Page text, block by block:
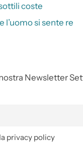
coste
l’uomo si sente re
Newsletter
privacy policy